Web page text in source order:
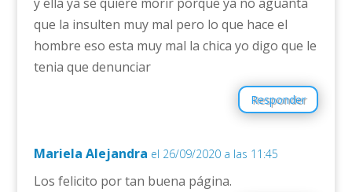
que la insulten muy mal pero lo que hace el
hombre eso esta muy mal la chica yo digo que le
tenia que denunciar
Responder
Mariela Alejandra el 26/09/2020 a las 11:45
Los felicito por tan buena página.